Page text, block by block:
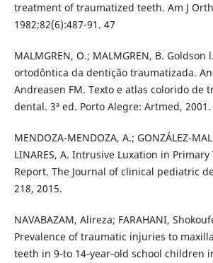
treatment of traumatized teeth. Am J
1982;82(6):487-91. 47
MALMGREN, O.; MALMGREN, B. Goldson
ortodôntica da dentição traumatizada.
Andreasen FM. Texto e atlas colorido de
dental. 3ª ed. Porto Alegre: Artmed, 2001.
MENDOZA-MENDOZA, A.; GONZÁLEZ-
LINARES, A. Intrusive Luxation in Primary
Report. The Journal of clinical pediatric
218, 2015.
NAVABAZAM, Alireza; FARAHANI,
Prevalence of traumatic injuries to
teeth in 9‐to 14‐year‐old school children